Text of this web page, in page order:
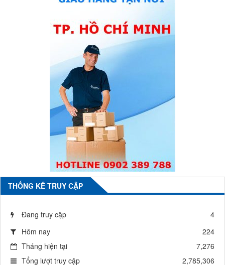
THỐNG KÊ TRUY CẬP
Đang truy cập
4
Hôm nay
224
Tháng hiện tại
7,276
Tổng lượt truy cập
2,785,306